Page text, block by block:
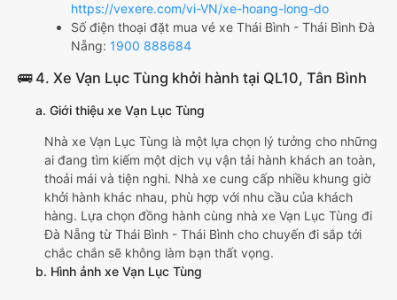
https://vexere.com/vi-VN/xe-hoang-long-do
Số điện thoại đặt mua vé xe Thái Bình - Thái Bình Đà
Nẵng: 1900 888684
🚌 4. Xe Vạn Lục Tùng khởi hành tại QL10, Tân Bình
a. Giới thiệu xe Vạn Lục Tùng
Nhà xe Vạn Lục Tùng là một lựa chọn lý tưởng cho những
ai đang tìm kiếm một dịch vụ vận tải hành khách an toàn,
thoải mái và tiện nghi. Nhà xe cung cấp nhiều khung giờ
khởi hành khác nhau, phù hợp với nhu cầu của khách
hàng. Lựa chọn đồng hành cùng nhà xe Vạn Lục Tùng đi
Đà Nẵng từ Thái Bình - Thái Bình cho chuyến đi sắp tới
chắc chắn sẽ không làm bạn thất vọng.
b. Hình ảnh xe Vạn Lục Tùng